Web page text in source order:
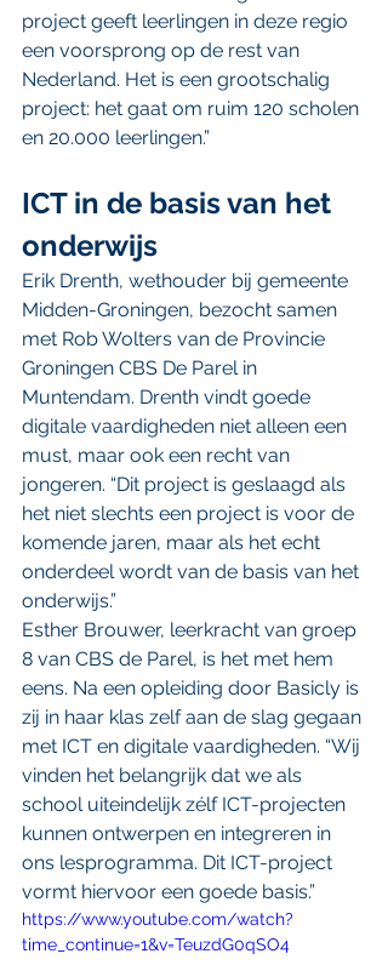
project geeft leerlingen in deze regio
een voorsprong op de rest van
Nederland. Het is een grootschalig
project: het gaat om ruim 120 scholen
en 20.000 leerlingen.”
ICT in de basis van het
onderwijs
Erik Drenth, wethouder bij gemeente
Midden-Groningen, bezocht samen
met Rob Wolters van de Provincie
Groningen CBS De Parel in
Muntendam. Drenth vindt goede
digitale vaardigheden niet alleen een
must, maar ook een recht van
jongeren. “Dit project is geslaagd als
het niet slechts een project is voor de
komende jaren, maar als het echt
onderdeel wordt van de basis van het
onderwijs.”
Esther Brouwer, leerkracht van groep
8 van CBS de Parel, is het met hem
eens. Na een opleiding door Basicly is
zij in haar klas zelf aan de slag gegaan
met ICT en digitale vaardigheden. “Wij
vinden het belangrijk dat we als
school uiteindelijk zélf ICT-projecten
kunnen ontwerpen en integreren in
ons lesprogramma. Dit ICT-project
vormt hiervoor een goede basis.”
https://www.youtube.com/watch?
time_continue=1&v=TeuzdG0qSO4